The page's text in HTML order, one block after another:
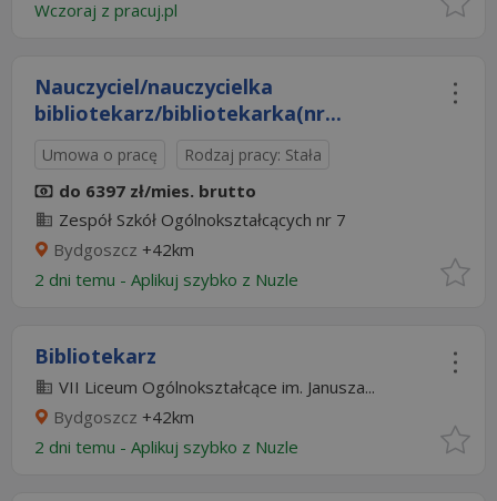
Wczoraj z pracuj.pl
Nauczyciel/nauczycielka
bibliotekarz/bibliotekarka(nr...
Umowa o pracę Rodzaj pracy: Stała
do 6397 zł/mies. brutto
Zespół Szkół Ogólnokształcących nr 7
Bydgoszcz +42km
2 dni temu - Aplikuj szybko z Nuzle
Bibliotekarz
VII Liceum Ogólnokształcące im. Janusza...
Bydgoszcz +42km
2 dni temu - Aplikuj szybko z Nuzle